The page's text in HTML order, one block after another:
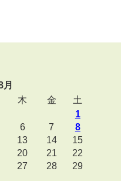
月
木 金
土
1
6 7
8
13 14
15
20 21
22
27 28
29